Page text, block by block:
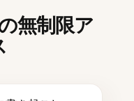
無制限ア